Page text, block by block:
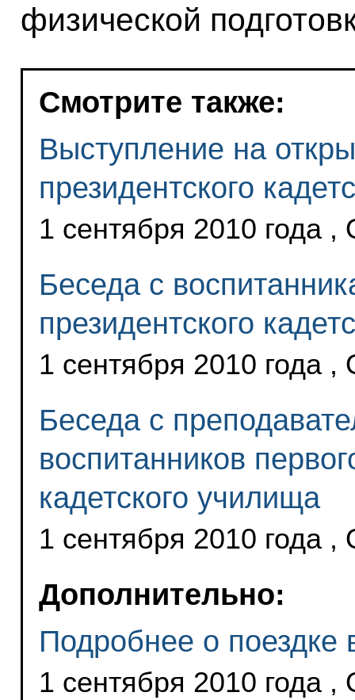
физической
Смотрите также:
Выступление на
президентского
1 сентября 2010 года ,
Беседа с
президентского
1 сентября 2010 года ,
Беседа с
воспитанников
кадетского училища
1 сентября 2010 года ,
Дополнительно:
Подробнее о поездке
1 сентября 2010 года ,